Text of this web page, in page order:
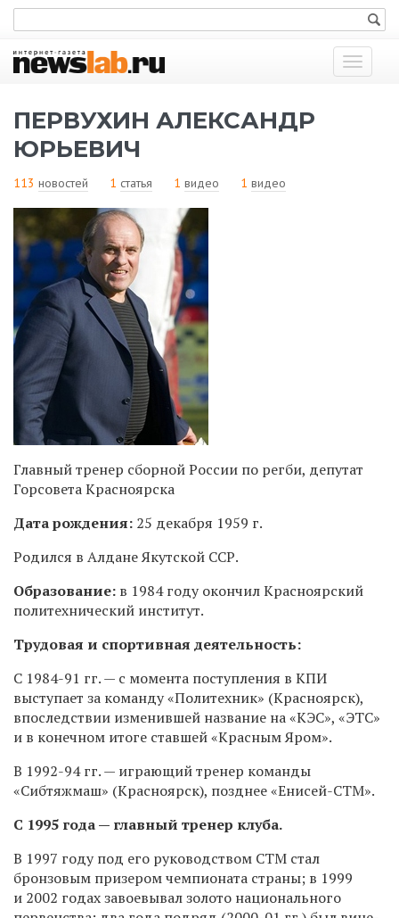
Показать
меню
ПЕРВУХИН АЛЕКСАНДР
ЮРЬЕВИЧ
113 новостей 1 статья 1 видео 1 видео
Главный тренер сборной России по регби, депутат
Горсовета Красноярска
Дата рождения: 25 декабря 1959 г.
Родился в Алдане Якутской ССР.
Образование: в 1984 году окончил Красноярский
политехнический институт.
Трудовая и спортивная деятельность:
С 1984-91 гг.— с момента поступления в КПИ
выступает за команду «Политехник» (Красноярск),
впоследствии изменившей название на «КЭС», «ЭТС»
и в конечном итоге ставшей «Красным Яром».
В 1992-94 гг.— играющий тренер команды
«Сибтяжмаш» (Красноярск), позднее «Енисей-СТМ».
С 1995 года — главный тренер клуба.
В 1997 году под его руководством СТМ стал
бронзовым призером чемпионата страны; в 1999
и 2002 годах завоевывал золото национального